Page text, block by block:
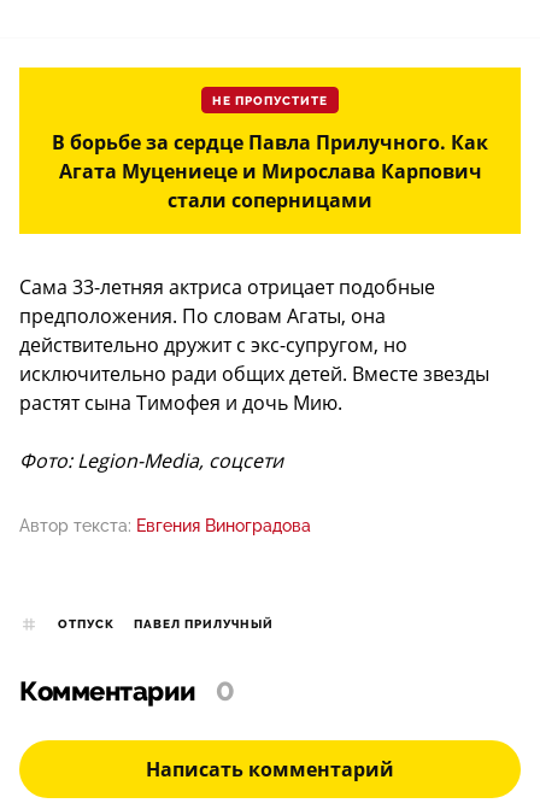
НЕ ПРОПУСТИТЕ
В борьбе за сердце Павла Прилучного. Как
Агата Муцениеце и Мирослава Карпович
стали соперницами
Сама 33-летняя актриса отрицает подобные
предположения. По словам Агаты, она
действительно дружит с экс-супругом, но
исключительно ради общих детей. Вместе звезды
растят сына Тимофея и дочь Мию.
Фото: Legion-Media, соцсети
Автор текста: Евгения Виноградова
ОТПУСК ПАВЕЛ ПРИЛУЧНЫЙ
Комментарии 0
Написать комментарий